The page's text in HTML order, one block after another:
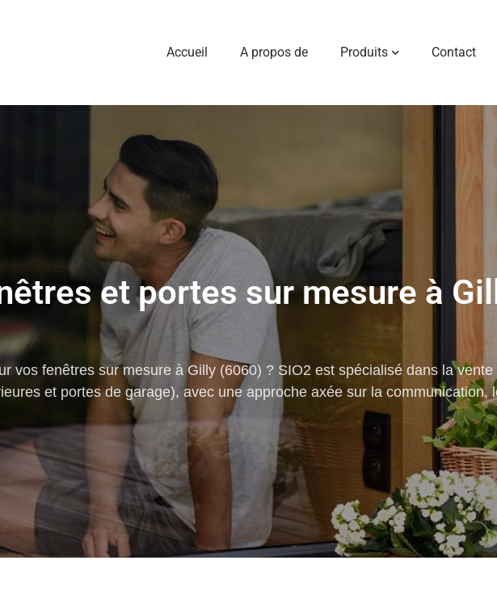
Accueil A propos de Produits Contact
et portes sur mesure à
vos fenêtres sur mesure à Gilly (6060) ? SIO2 est spécialisé dans la vente
et portes de garage), avec une approche axée sur la communication,